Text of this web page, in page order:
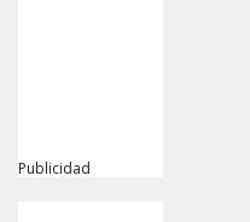
Publicidad